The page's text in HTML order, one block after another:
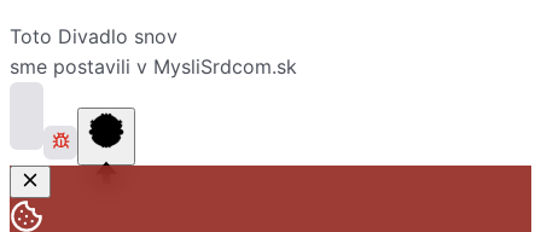
Toto Divadlo snov
sme postavili v MysliSrdcom.sk